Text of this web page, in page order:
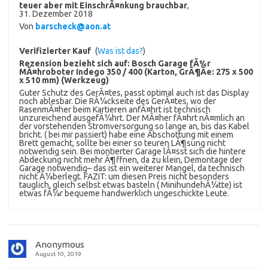
teuer aber mit EinschrÃ¤nkung brauchbar,
31. Dezember 2018
Von barscheck@aon.at
Verifizierter Kauf (Was ist das?)
Rezension bezieht sich auf: Bosch Garage fÃ¼r
MÃ¤hroboter Indego 350 / 400 (Karton, GrÃ¶Ãe: 275 x 500
x 510 mm) (Werkzeug)
Guter Schutz des GerÃ¤tes, passt optimal auch ist das Display
noch ablesbar. Die RÃ¼ckseite des GerÃ¤tes, wo der
RasenmÃ¤her beim Kartieren anfÃ¤hrt ist technisch
unzureichend ausgefÃ¼hrt. Der MÃ¤her fÃ¤hrt nÃ¤mlich an
der vorstehenden Stromversorgung so lange an, bis das Kabel
bricht. ( bei mir passiert) habe eine Abschottung mit einem
Brett gemacht, sollte bei einer so teuren LÃ¶sung nicht
notwendig sein. Bei montierter Garage lÃ¤sst sich die hintere
Abdeckung nicht mehr Ã¶ffnen, da zu klein, Demontage der
Garage notwendig– das ist ein weiterer Mangel, da technisch
nicht Ã¼berlegt. FAZIT: um diesen Preis nicht besonders
tauglich, gleich selbst etwas basteln ( MinihundehÃ¼tte) ist
etwas fÃ¼r bequeme handwerklich ungeschickte Leute.
Anonymous
August 10, 2019